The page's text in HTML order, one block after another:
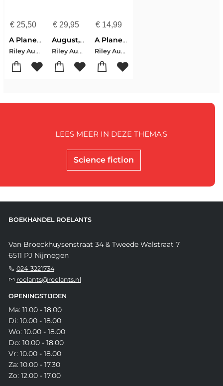
€25,50
A Planet Called Happy
Riley August
€29,95
August, R: Last Gifts of the Universe
Riley August
€ 14,99
A Planet Called Happy
Riley August
Science fiction
LEES MEER IN DEZE THEMA'S
BOEKHANDEL ROELANTS
Van Broeckhuysenstraat 34 & Tweede Walstraat 7
6511 PJ Nijmegen
024-3221734
roelants@roelants.nl
OPENINGSTIJDEN
Ma: 11.00 - 18.00
Di: 10.00 - 18.00
Wo: 10.00 - 18.00
Do: 10.00 - 18.00
Vr: 10.00 - 18.00
Za: 10.00 - 17.30
Zo: 12.00 - 17.00